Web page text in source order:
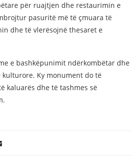
për ruajtjen dhe restaurimin e
pasuritë më të çmuara të
dhe të vlerësojnë thesaret e
e bashkëpunimit ndërkombëtar dhe
Ky monument do të
kaluarës dhe të tashmes së